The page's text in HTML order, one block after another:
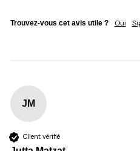
Trouvez-vous cet avis utile ? Oui
JM
Client vérifié